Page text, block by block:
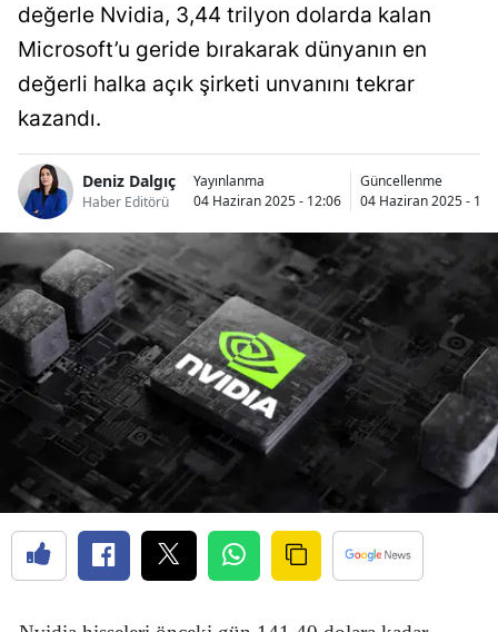
değerle Nvidia, 3,44 trilyon dolarda kalan
Microsoft’u geride bırakarak dünyanın en
değerli halka açık şirketi unvanını tekrar
kazandı.
Deniz Dalgıç
Haber Editörü
Yayınlanma
04 Haziran 2025 - 12:06
Güncellenme
04 Haziran 2025 -